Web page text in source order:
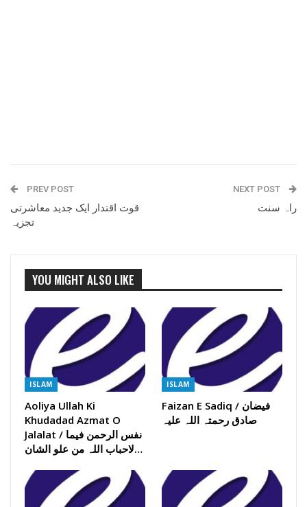
PREV POST
قوت اقتدار ایک جدید معاشرتی
تجزیہ
NEXT POST
راہ سنت
YOU MIGHT ALSO LIKE
ISLAM
Aoliya Ullah Ki
Khudadad Azmat O
Jalalat / نفس الرحمن فیما
لاحباب اللہ من علو الشان…
ISLAM
Faizan E Sadiq / فیضان
صادق رحمتہ اللہ علیہ